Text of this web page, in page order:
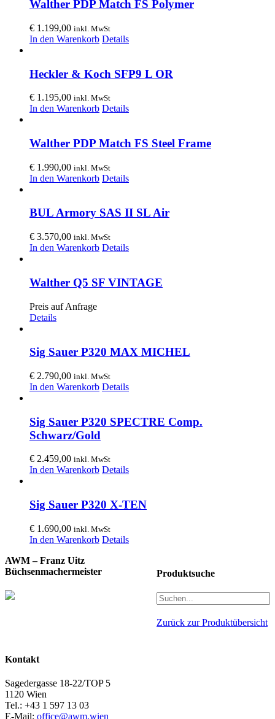
Walther PDP Match FS Polymer
€ 1.199,00 inkl. MwSt
In den Warenkorb Details
Heckler & Koch SFP9 L OR
€ 1.195,00 inkl. MwSt
In den Warenkorb Details
Walther PDP Match FS Steel Frame
€ 1.990,00 inkl. MwSt
In den Warenkorb Details
BUL Armory SAS II SL Air
€ 3.570,00 inkl. MwSt
In den Warenkorb Details
Walther Q5 SF VINTAGE
Preis auf Anfrage
Details
Sig Sauer P320 MAX MICHEL
€ 2.790,00 inkl. MwSt
In den Warenkorb Details
Sig Sauer P320 SPECTRE Comp.
Schwarz/Gold
€ 2.459,00 inkl. MwSt
In den Warenkorb Details
Sig Sauer P320 X-TEN
€ 1.690,00 inkl. MwSt
In den Warenkorb Details
Produktsuche
Zurück zur Produktübersicht
AWM – Franz Uitz
Büchsenmachermeister
Kontakt
Sagedergasse 18-22/TOP 5
1120 Wien
Tel.: +43 1 597 13 03
E-Mail: office@awm.wien